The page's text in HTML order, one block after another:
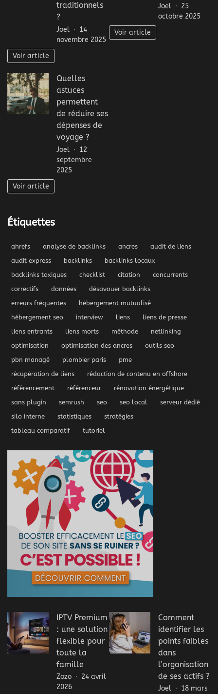
traditionnels
?
Joel
14
novembre 2025
Voir article
Joel
25
octobre 2025
Voir article
Quelles
astuces
permettent
de réduire ses
dépenses de
voyage ?
Joel
12
septembre
2025
Voir article
Étiquettes
ahrefs analyse de backlinks ancres
audit de liens
audit express
backlinks
backlinks locaux
backlinks toxiques
checklist citation
concurrents
correctifs
données
désavouer backlinks
erreurs fréquentes
hébergement mutualisé
hébergement seo
interview liens
liens de presse
liens entrants
liens morts méthode
netlinking
optimisation
optimisation des ancres
outils seo
pbn managé
plombier paris
pme
récupération de liens
rédaction de contenu en offshore
référencement
référenceur
rénovation énergétique
sans plugin
semrush seo seo local
serveur dédié
silo interne
statistiques
stratégies
tableau comparatif
tutoriel
IPTV Premium
: une solution
flexible pour
toute la
famille
Zozo
24 avril
2026
Comment
identifier les
points faibles
dans
l’organisation
de ses actifs ?
Joel
18 mars